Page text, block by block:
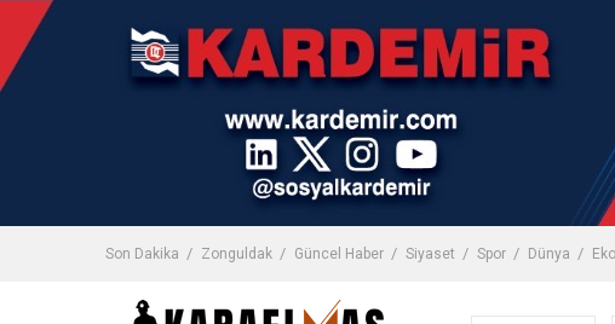
Son Dakika Zonguldak Güncel Haber Siyaset Spor Dünya